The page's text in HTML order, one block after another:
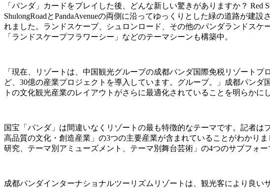
「パンダ」カードをプレイした後、どんな新しい驚きがありますか？
ShulongRoadとPandaAvenueの両側に沿ってゆっくりとした緑の道路が建
れました。ランドスケープ、シュロンロード、その他のパンダランドス
「ランドスケープフラワーシー」などのテーマシーンも構築中。
「現在、リゾートは、中国観光グループの成都パンダ国際免税リゾート
ど、30億の産業プロジェクトを導入しています。グループ。」成都パン
トの文化観光産業のレイアウトがさらに最適化されていることを明らかに
国宝「パンダ」は間違いなくリゾートの最も特徴的なテーマです。記者
高品質の文化・創造産業」の3つの主要産業が含まれていることがわかり
研究、テーマ別アミューズメント、テーマ別舞台芸術」の4つのサブフォ
成都パンダインターナショナルツーリズムリゾートは、観光客により良